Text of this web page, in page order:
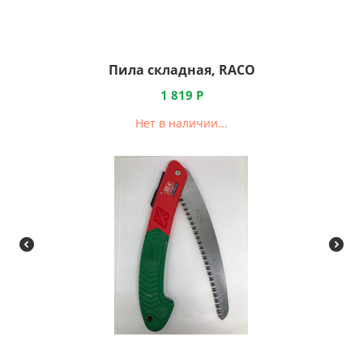
Пила складная, RACO
1 819 Р
Нет в наличии...